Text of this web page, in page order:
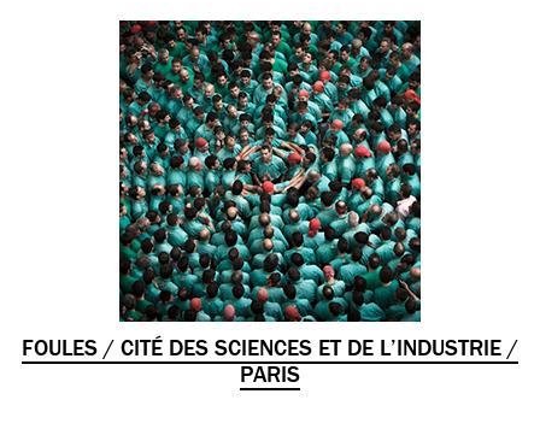
FOULES / CITÉ DES SCIENCES ET DE L’INDUSTRIE /
PARIS